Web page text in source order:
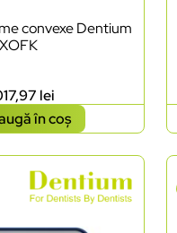
convexe Dentium
XOFK
lei
în coș